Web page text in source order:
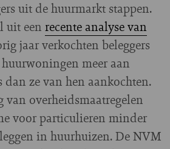
uit de huurmarkt stappen.
uit een recente analyse van
jaar verkochten beleggers
meer aan
dan ze van hen aankochten.
van overheidsmaatregelen
voor particulieren minder
in huurhuizen. De NVM